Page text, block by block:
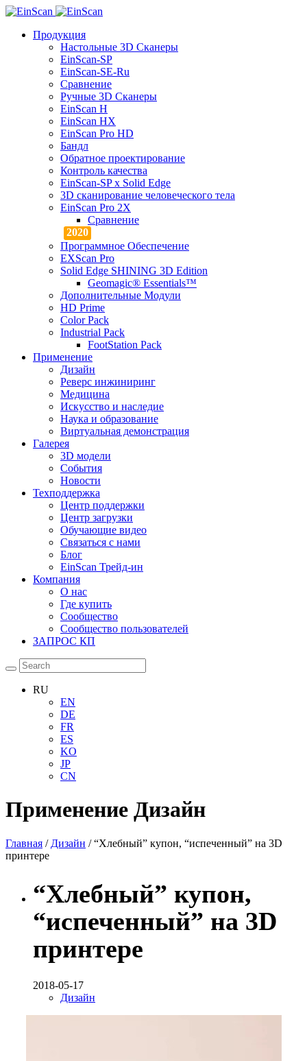
Продукция
Настольные 3D Сканеры
EinScan-SP
EinScan-SE-Ru
Сравнение
Ручные 3D Cканеры
EinScan H
EinScan HX
EinScan Pro HD
Бандл
Обратное проектирование
Контроль качества
EinScan-SP x Solid Edge
3D сканирование человеческого тела
EinScan Pro 2X
Сравнение
Программное Обеспечение
EXScan Pro
Solid Edge SHINING 3D Edition
Geomagic® Essentials™
Дополнительные Модули
HD Prime
Color Pack
Industrial Pack
FootStation Pack
Применение
Дизайн
Реверс инжиниринг
Медицина
Искусство и наследие
Наука и образование
Виртуальная демонстрация
Галерея
3D модели
События
Новости
Техподдержка
Центр поддержки
Центр загрузки
Обучающие видео
Связаться с нами
Блог
EinScan Трейд-ин
Компания
О нас
Где купить
Сообщество
Сообщество пользователей
ЗАПРОС КП
RU
EN
DE
FR
ES
KO
JP
CN
Применение Дизайн
Главная / Дизайн / “Хлебный” купон, “испеченный” на 3D
принтере
“Хлебный” купон,
“испеченный” на 3D
принтере
2018-05-17
Дизайн